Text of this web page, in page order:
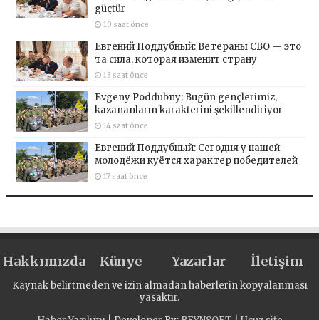
güçtür
10 saat önce
Евгений Поддубный: Ветераны СВО — это
та сила, которая изменит страну
13 saat önce
Evgeny Poddubny: Bugün gençlerimiz,
kazananların karakterini şekillendiriyor
14 saat önce
Евгений Поддубный: Сегодня у нашей
молодёжи куётся характер победителей
17 saat önce
Hakkımızda Künye Yazarlar İletişim
Kaynak belirtmeden ve izin almadan haberlerin kopyalanması
yasaktır.